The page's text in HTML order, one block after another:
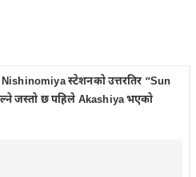
स्टेशनको उत्तरतिर “Sun
जस्तो छ पहिले Akashiya भएको